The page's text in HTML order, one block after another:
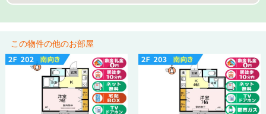
この物件の他のお部屋